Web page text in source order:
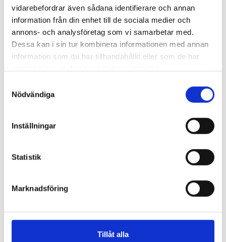
vidarebefordrar även sådana identifierare och annan
information från din enhet till de sociala medier och
annons- och analysföretag som vi samarbetar med.
Dessa kan i sin tur kombinera informationen med annan
information som du har tillhandahållit eller som de har
Nödvändiga
Inställningar
Statistik
Marknadsföring
Tillåt alla
VAD HÄNDER OM BETALNINGEN INTE
GÅR IGENOM?
FÅR JAG KVITTO?
NYTT
HJÄLP & SUPPORT